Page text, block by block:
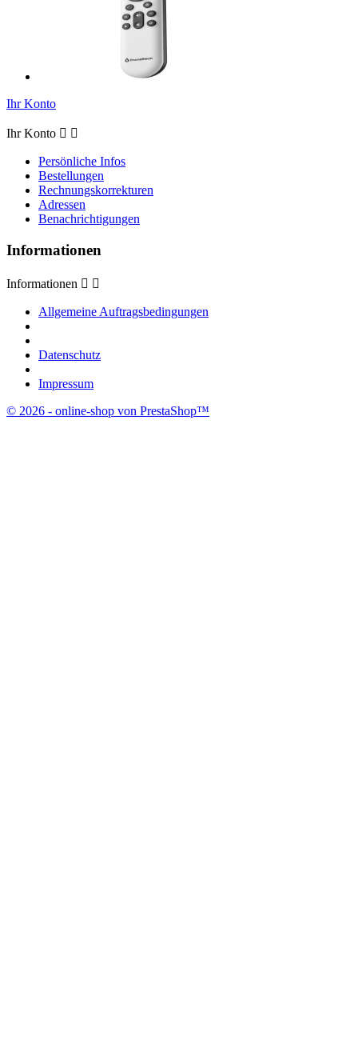
Ihr Konto
Ihr Konto  
Persönliche Infos
Bestellungen
Rechnungskorrekturen
Adressen
Benachrichtigungen
Informationen
Informationen  
Allgemeine Auftragsbedingungen
Datenschutz
Impressum
© 2026 - online-shop von PrestaShop™